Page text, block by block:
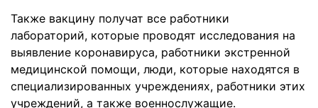
Также вакцину получат все работники
лабораторий, которые проводят исследования на
выявление коронавируса, работники экстренной
медицинской помощи, люди, которые находятся в
специализированных учреждениях, работники этих
учреждений, а также военнослужащие.